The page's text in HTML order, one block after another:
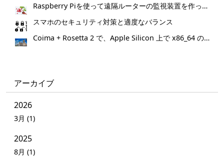
Raspberry Piを使って遠隔ルーターの監視装置を作ってみた。
スマホのセキュリティ対策と適度なバランス
Coima + Rosetta 2 で、Apple Silicon 上で x86_64 の Docker イメージをビルドする (Docker desktop やめる)
アーカイブ
2026
3月 (1)
2025
8月 (1)